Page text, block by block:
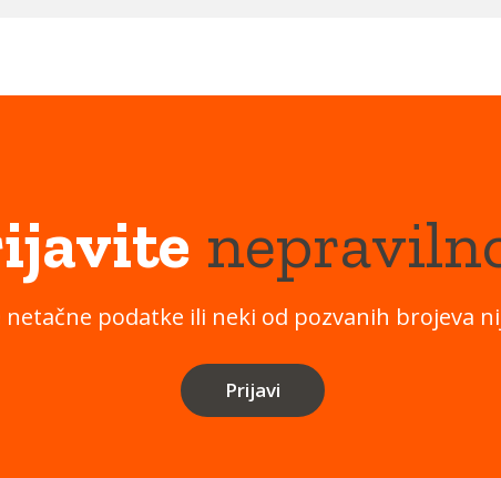
netačne podatke ili neki od pozvanih brojeva
Prijavi